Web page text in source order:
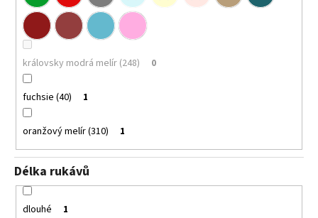
královsky modrá melír (248) 0
fuchsie (40) 1
oranžový melír (310) 1
Délka rukávů
dlouhé 1